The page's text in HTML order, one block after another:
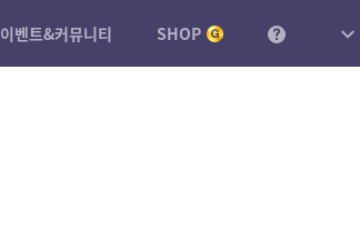
이벤트&커뮤니티 SHOP